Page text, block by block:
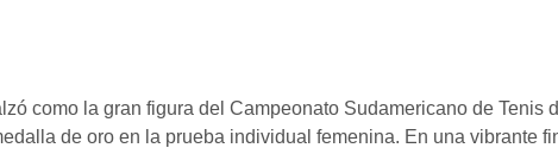
como la gran figura del Campeonato Sudamericano de Tenis
de oro en la prueba individual femenina. En una vibrante